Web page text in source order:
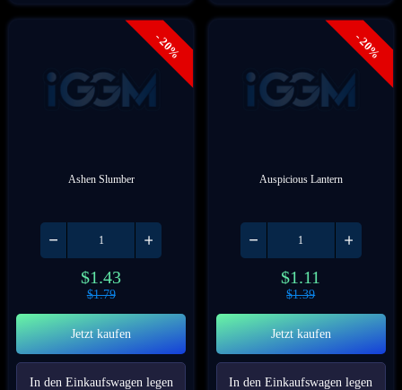
- 20%
Ashen Slumber
$1.43
$1.79
Jetzt kaufen
In den Einkaufswagen legen
- 20%
Auspicious Lantern
$1.11
$1.39
Jetzt kaufen
In den Einkaufswagen legen